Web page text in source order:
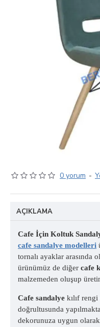
0 yorum -
AÇIKLAMA
Cafe İçin Koltuk
cafe sandalye modelleri
tornalı ayaklar arasında
ürünümüz de diğer cafe
malzemeden oluşup
Cafe sandalye kılıf
doğrultusunda
dekorunuza uygun olarak